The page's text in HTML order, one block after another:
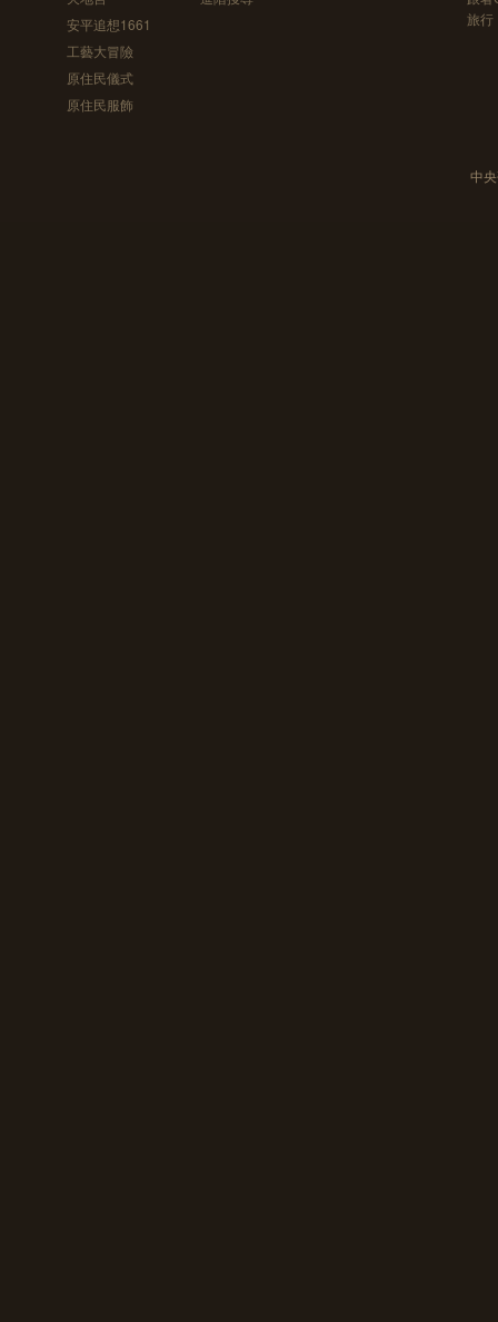
安平追想1661
工藝大冒險
原住民儀式
原住民服飾
旅行
中